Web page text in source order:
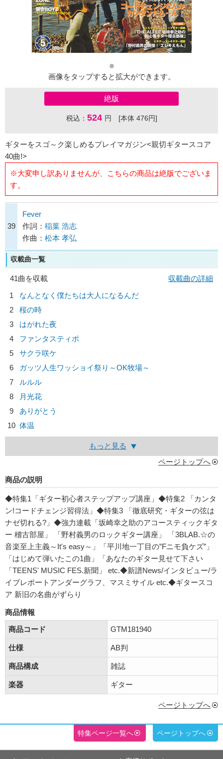
画像をタップすると拡大ができます。
絶版
税込： 524 円 [本体 476円]
ギターをスゴ～ク楽しめるプレイマガジン<親切ギタースコア
40曲!>
※大変申し訳ありませんが、こちらの商品は絶版でございま
す。
39
Fever
作詞： 稲葉 浩志
作曲： 松本 孝弘
収載曲一覧
41曲を収載
収載曲の詳細
1
なんとなく僕たちは大人になるんだ
2
桜の時
3
はがれた夜
4
ファンタスティポ
5
サクラ咲ケ
6
ガッツ人生ワッショイ祭り～OK牧場～
7
ルルル
8
月光花
9
ありがとう
10 体温
もっと見る
ページトップへ
商品の説明
◆特集1「ギター初心者ステップアップ講座」◆特集2 「カンタ
ン!コードチェンジ習得法」◆特集3 「徹底研究・ギターの弦は
ナゼ切れる?」◆強力連載「坂崎幸之助のアコースティックギタ
ー 稽古部屋」 「野村義男のロックギター講座」 「3BLAB.☆の
音楽至上主義～It's easy～」「平川地一丁目の”Fニモ負ケズ”」
「はじめて弾いたこの1曲」「あなたのギター見せて下さい
「TEENS' MUSIC FES.新聞」 etc.◆新譜News/インタビュー/ラ
イブレポートアンダーグラフ、マスミサイル etc.◆ギタースコ
ア 新旧の名曲がずらり
商品情報
商品コード
GTM181940
仕様 AB判
商品構成 雑誌
楽器 ギター
ページトップへ
特集ページ一覧へ ページトップへ